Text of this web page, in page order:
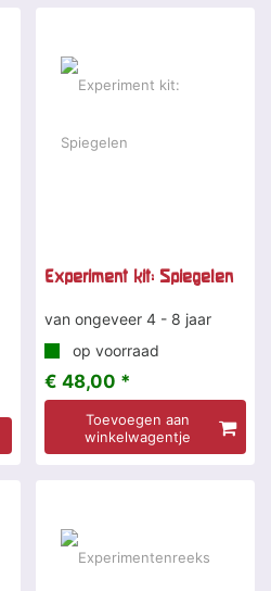
Experiment kit: Spiegelen
van ongeveer 4 - 8 jaar
op voorraad
€ 48,00 *
Toevoegen aan
winkelwagentje